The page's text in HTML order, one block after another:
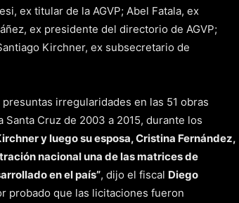
ex titular de la AGVP; Abel Fatala, ex
ex presidente del directorio de AGVP;
Kirchner, ex subsecretario de
irregularidades en las 51 obras
Cruz de 2003 a 2015, durante los
y luego su esposa, Cristina Fernández,
nacional una de las matrices de
en el país”, dijo el fiscal Diego
probado que las licitaciones fueron